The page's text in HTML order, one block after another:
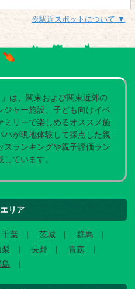
※駅近スポットについて ▼
は、関東および関東近郊の
ジャー施設、子ども向けイベ
ミリーで楽しめるオススメ施
が現地体験して採点した親
ランキングや親子評価ラン
ています。
リア
千葉 茨城
群馬
梨 長野
青森